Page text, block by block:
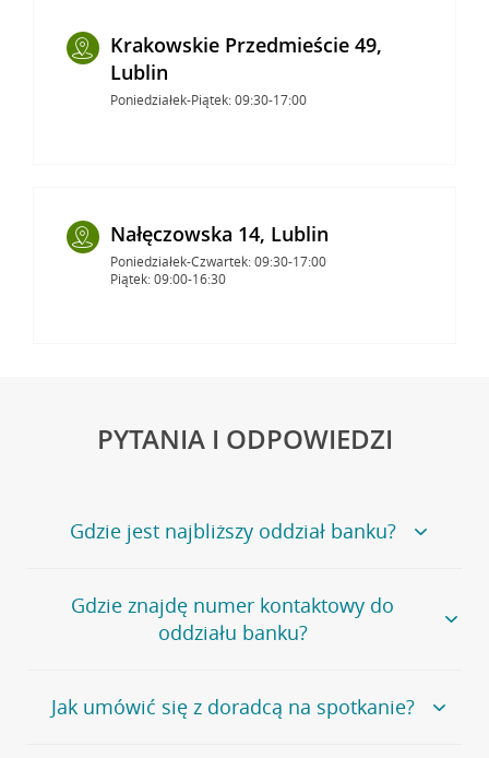
Krakowskie Przedmieście 49,
Lublin
Poniedziałek-Piątek: 09:30-17:00
Nałęczowska 14, Lublin
Poniedziałek-Czwartek: 09:30-17:00
Piątek: 09:00-16:30
PYTANIA I ODPOWIEDZI
Gdzie jest najbliższy oddział banku?
Jeśli szukasz oddziału naszego banku, zapraszamy na
stronęPlacówki i bankomaty, na której znajduje się
wygodna wyszukiwarka.
oddziałów
Gdzie znajdę numer kontaktowy do
oddziału banku?
Bank Credit Agricole nie udostępnia ogólnego numeru
telefonu do placówki bankowej.
Jak umówić się z doradcą na spotkanie?